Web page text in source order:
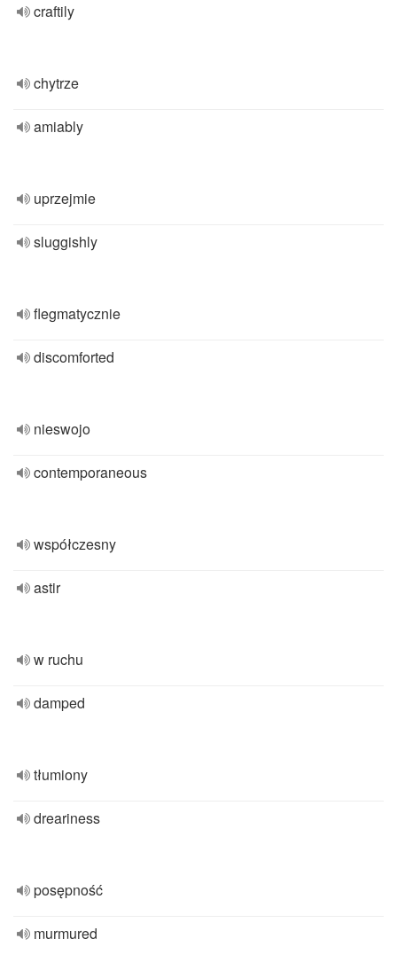
craftily
chytrze
amiably
uprzejmie
sluggishly
flegmatycznie
discomforted
nieswojo
contemporaneous
współczesny
astir
w ruchu
damped
tłumiony
dreariness
posępność
murmured